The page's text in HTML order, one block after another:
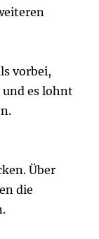
vorbei,
es lohnt
Über
die